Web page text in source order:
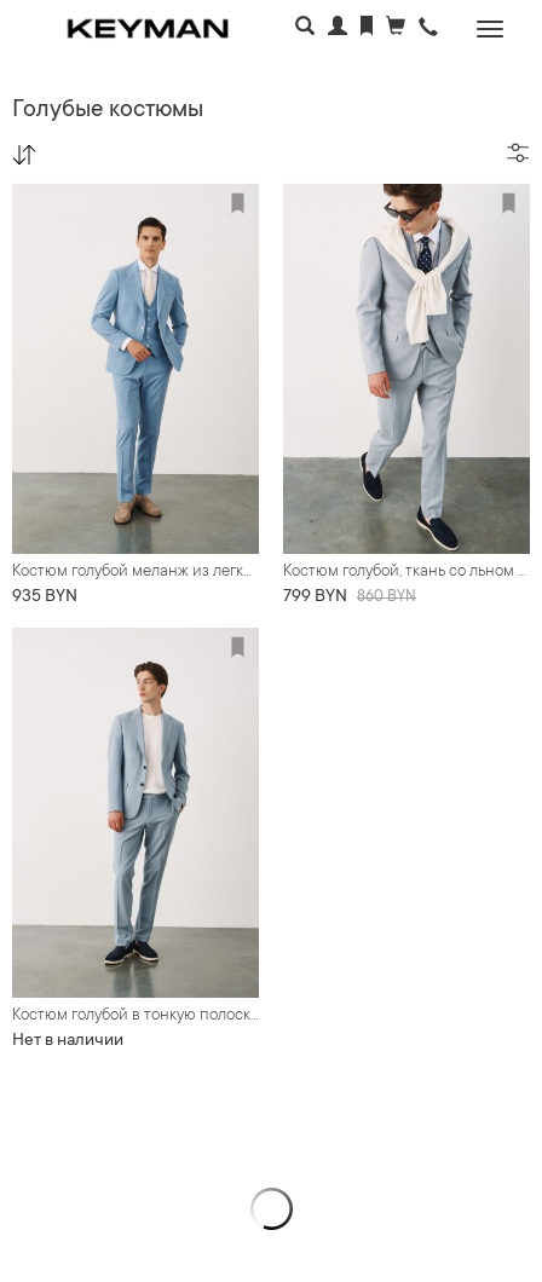
Голубые костюмы
Костюм голубой меланж из легкой ткани
935 BYN
Костюм голубой, ткань со льном и хлопком
799 BYN 860 BYN
Костюм голубой в тонкую полоску, ткань гофре
Нет в наличии